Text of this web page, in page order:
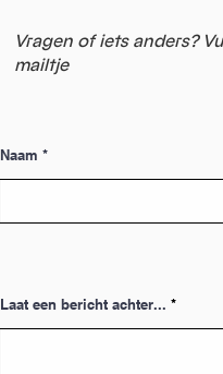
Vragen of iets anders?
mailtje
Naam
Laat een bericht achter...